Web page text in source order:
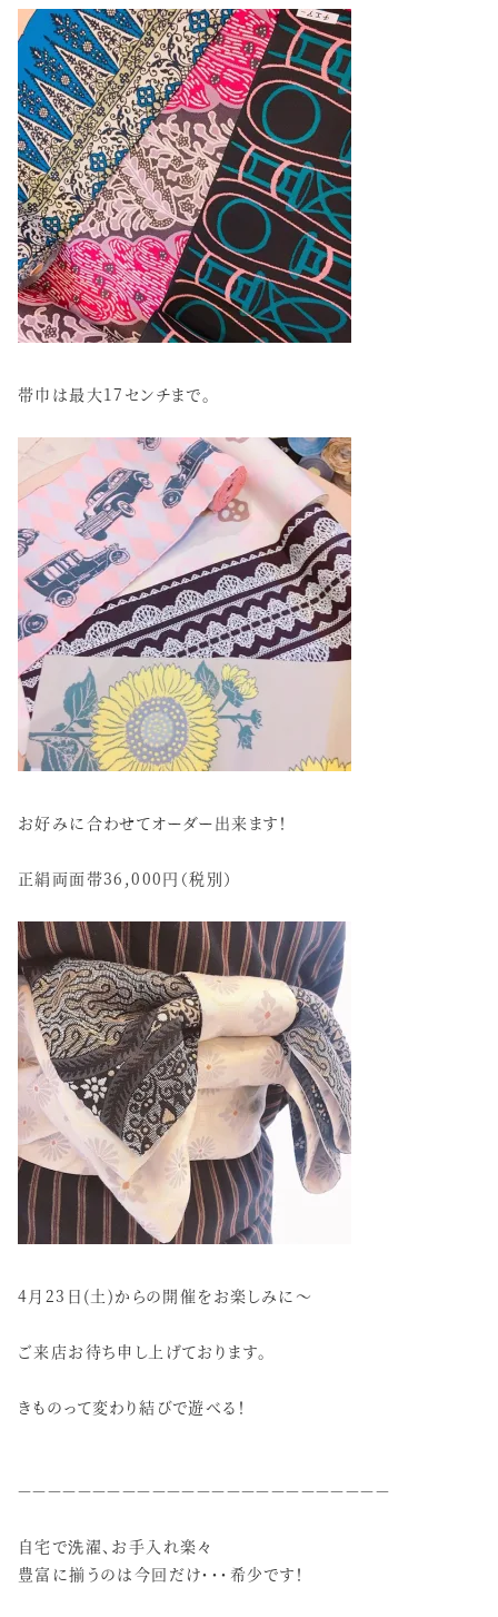
帯巾は最大17センチまで。
お好みに合わせてオーダー出来ます！
正絹両面帯36,000円（税別）
4月23日(土)からの開催をお楽しみに～
ご来店お待ち申し上げております。
きものって変わり結びで遊べる！
－－－－－－－－－－－－－－－－－－－－－－－－－
自宅で洗濯、お手入れ楽々
豊富に揃うのは今回だけ・・・希少です！